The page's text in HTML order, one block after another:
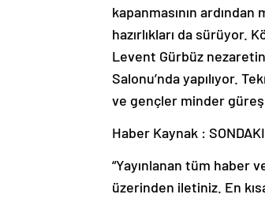
kapanmasının
hazırlıkları da sürüyor.
Levent Gürbüz
Salonu’nda yapılıyor.
ve gençler minder
Haber Kaynak :
“Yayınlanan tüm haber
üzerinden iletiniz. En